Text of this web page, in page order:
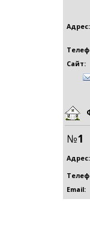
Адрес:
Сайт:
№1
Адрес:
Email: